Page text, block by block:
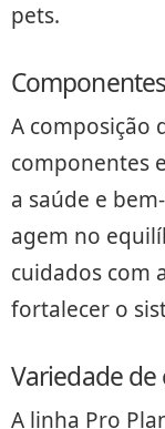
pets.
A composição
componentes
a saúde e
agem no
cuidados com
fortalecer o
Variedade
A linha Pro